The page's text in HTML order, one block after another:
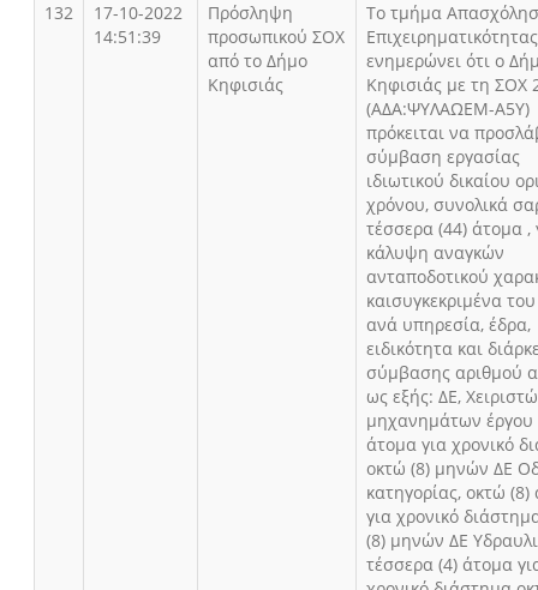
132
17-10-2022
14:51:39
Πρόσληψη
προσωπικού ΣΟΧ
από το Δήμο
Κηφισιάς
Το τμήμα
ενημερώνει ότι ο
Κηφισιάς με τη ΣΟΧ
(ΑΔΑ:ΨΥΛΑΩΕΜ-Α5Υ)
πρόκειται να
σύμβαση εργασίας
ιδιωτικού δικαίου
χρόνου, συνολικά
τέσσερα (44) άτομα ,
κάλυψη αναγκών
ανταποδοτικού
καισυγκεκριμένα
ανά υπηρεσία, έδρα,
ειδικότητα και
σύμβασης αριθμού
ως εξής: ΔΕ,
μηχανημάτων έργου
άτομα για χρονικό
οκτώ (8) μηνών ΔΕ
κατηγορίας, οκτώ
για χρονικό
(8) μηνών ΔΕ
τέσσερα (4) άτομα